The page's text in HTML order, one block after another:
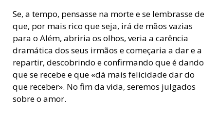
Se, a tempo, pensasse na morte e se lembrasse de
que, por mais rico que seja, irá de mãos vazias
para o Além, abriria os olhos, veria a carência
dramática dos seus irmãos e começaria a dar e a
repartir, descobrindo e confirmando que é dando
que se recebe e que «dá mais felicidade dar do
que receber». No fim da vida, seremos julgados
sobre o amor.